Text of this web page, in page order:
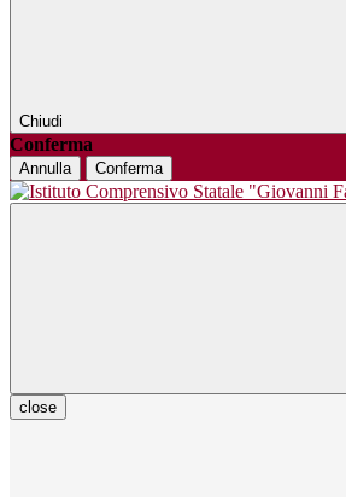
Chiudi
Conferma
Annulla Conferma
close